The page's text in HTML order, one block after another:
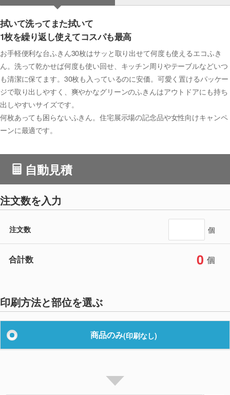
拭いて洗ってまた拭いて
1枚を繰り返し使えてコスパも最高
お手軽便利な台ふきん30枚はサッと取り出せて何度も使えるエコふき
ん。洗って乾かせば何度も使い回せ、キッチン周りやテーブルなどいつ
も清潔に保てます。30枚も入っているのに安価。可愛く置けるパッケー
ジで取り出しやすく、爽やかなグリーンのふきんはアウトドアにも持ち
出しやすいサイズです。
何枚あっても困らないふきん。住宅展示場の記念品や女性向けキャンペ
ーンに最適です。
自動見積
注文数を入力
注文数 個
合計数 0 個
印刷方法と部位を選ぶ
商品のみ(印刷なし)